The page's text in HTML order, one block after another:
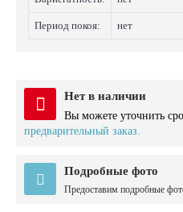
Период покоя: нет
Нет в наличии
Вы можете уточнить
предварительный заказ.
Подробные фото
Предоставим подробные